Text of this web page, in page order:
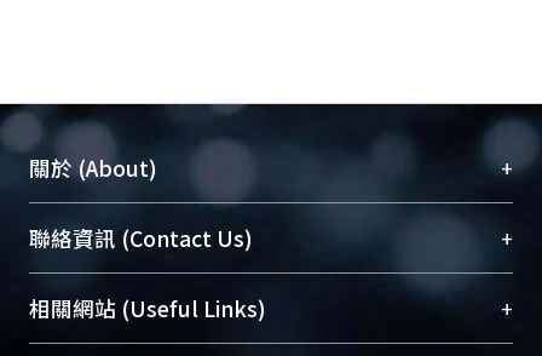
關於 (About) +
臺大位居世界頂尖大學之列，為永久珍藏及向國際
展現本校豐碩的研究成果及學術能量，圖書館整合
機構典藏（NTUR）與學術庫（AH）不同功能平
台，成為臺大學術典藏NTU scholars。期能整合研
聯絡資訊 (Contact Us) +
總館學科館員(Main Library)
醫學圖書館學科館員(Medical Library)
相關網站 (Useful Links) +